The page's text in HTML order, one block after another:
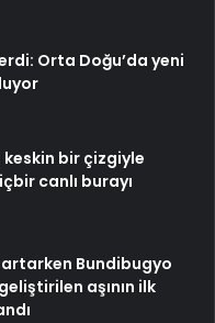
Orta Doğu’da yeni
keskin bir çizgiyle
canlı burayı
artarken Bundibugyo
aşının ilk